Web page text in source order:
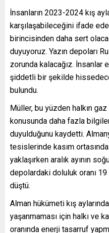
İnsanların 2023-2024 kış
karşılaşabileceğini ifade
birincisinden daha sert
duyuyoruz. Yazın depoları
zorunda kalacağız. İnsanlar
şiddetli bir şekilde
bulundu.
Müller, bu yüzden halkın
konusunda daha fazla
duyulduğunu kaydetti.
tesislerinde kasım
yaklaşırken aralık ayının
depolardaki doluluk oranı
düştü.
Alman hükümeti kış
yaşanmaması için halkı ve
oranında enerji tasarruf